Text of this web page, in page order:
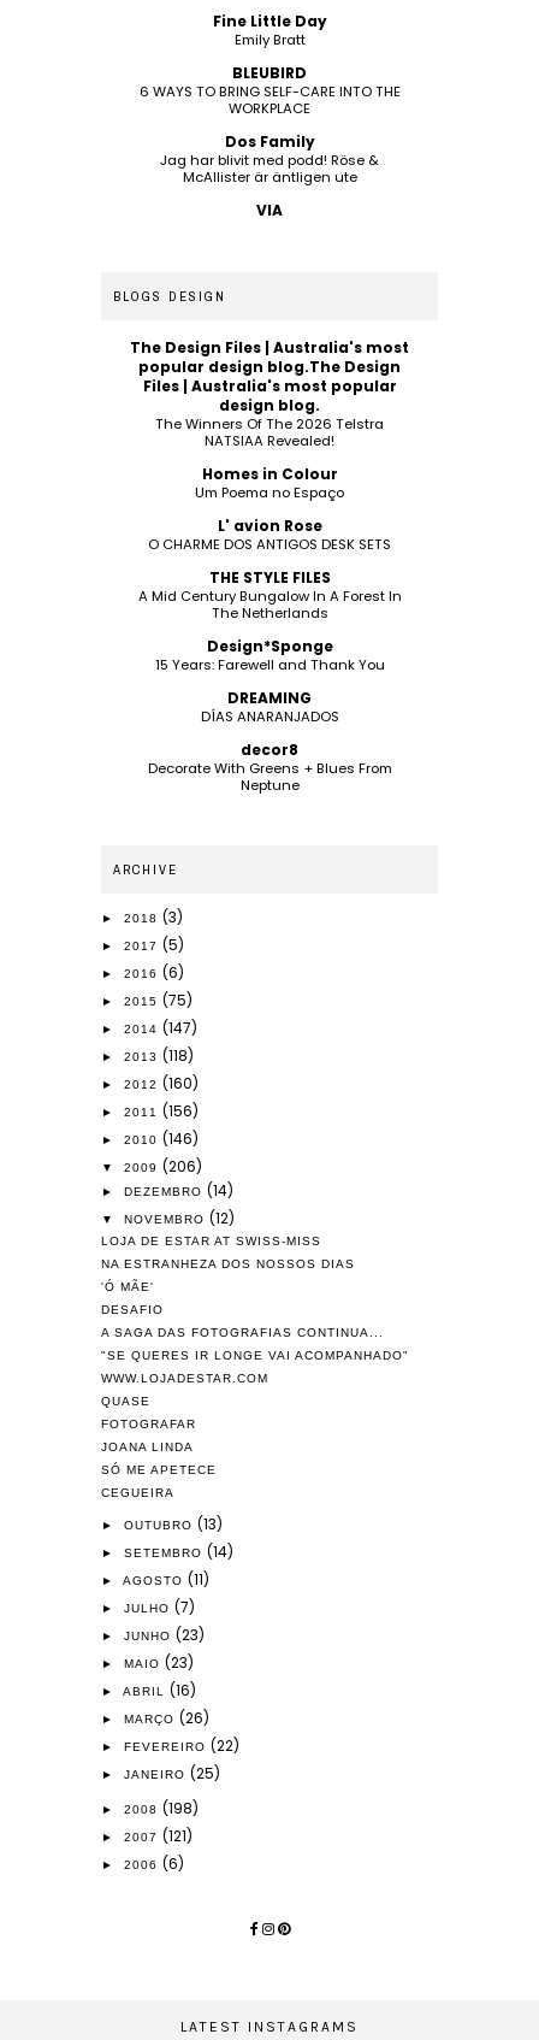
Fine Little Day
Emily Bratt
BLEUBIRD
6 WAYS TO BRING SELF-CARE INTO THE
WORKPLACE
Dos Family
Jag har blivit med podd! Röse &
McAllister är äntligen ute
VIA
BLOGS DESIGN
The Design Files | Australia's most
popular design blog.The Design
Files | Australia's most popular
design blog.
The Winners Of The 2026 Telstra
NATSIAA Revealed!
Homes in Colour
Um Poema no Espaço
L' avion Rose
O CHARME DOS ANTIGOS DESK SETS
THE STYLE FILES
A Mid Century Bungalow In A Forest In
The Netherlands
Design*Sponge
15 Years: Farewell and Thank You
DREAMING
DÍAS ANARANJADOS
decor8
Decorate With Greens + Blues From
Neptune
ARCHIVE
► 2018 (3)
► 2017 (5)
► 2016 (6)
► 2015 (75)
► 2014 (147)
► 2013 (118)
► 2012 (160)
► 2011 (156)
► 2010 (146)
▼ 2009 (206)
► DEZEMBRO (14)
▼ NOVEMBRO (12)
LOJA DE ESTAR AT SWISS-MISS
NA ESTRANHEZA DOS NOSSOS DIAS
'Ó MÃE'
DESAFIO
A SAGA DAS FOTOGRAFIAS CONTINUA...
"SE QUERES IR LONGE VAI ACOMPANHADO"
WWW.LOJADESTAR.COM
QUASE
FOTOGRAFAR
JOANA LINDA
SÓ ME APETECE
CEGUEIRA
► OUTUBRO (13)
► SETEMBRO (14)
► AGOSTO (11)
► JULHO (7)
► JUNHO (23)
► MAIO (23)
► ABRIL (16)
► MARÇO (26)
► FEVEREIRO (22)
► JANEIRO (25)
► 2008 (198)
► 2007 (121)
► 2006 (6)
LATEST INSTAGRAMS